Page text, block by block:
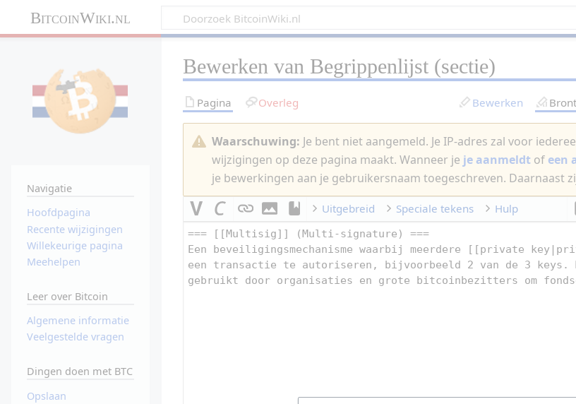
BitcoinWiki.nl
Bewerken van Begrippenlijst (sectie)
Pagina Overleg Bewerken
Waarschuwing: Je bent niet aangemeld. Je IP-adres zal voor
wijzigingen op deze pagina maakt. Wanneer je je aanmeldt of een
je bewerkingen aan je gebruikersnaam toegeschreven. Daarnaast
Uitgebreid Speciale tekens Hulp
Navigatie
Hoofdpagina
Recente wijzigingen
Willekeurige pagina
Meehelpen
Leer over Bitcoin
Algemene informatie
Veelgestelde vragen
Dingen doen met BTC
Opslaan